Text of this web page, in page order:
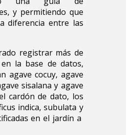
y permitiendo que
diferencia entre las
registrar más de
la base de datos,
agave cocuy, agave
sisalana y agave
cardón de dato, los
indica, subulata y
en el jardín a